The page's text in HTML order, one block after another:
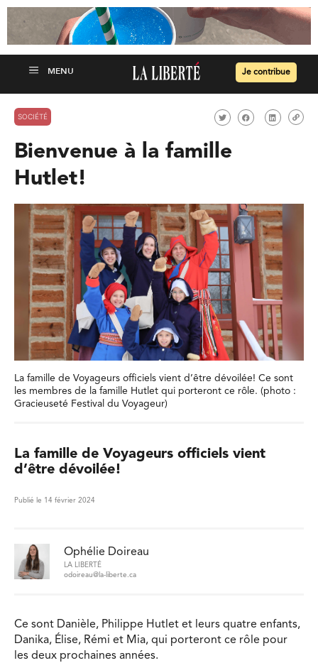
Je contribue
SOCIÉTÉ
Bienvenue à la famille
Hutlet!
La famille de Voyageurs officiels vient d’être dévoilée! Ce sont
les membres de la famille Hutlet qui porteront ce rôle. (photo :
Gracieuseté Festival du Voyageur)
La famille de Voyageurs officiels vient
d’être dévoilée!
Publié le 14 février 2024
Ophélie Doireau
LA LIBERTÉ
odoireau@la-liberte.ca
Ce sont Danièle, Philippe Hutlet et leurs quatre enfants,
Danika, Élise, Rémi et Mia, qui porteront ce rôle pour
les deux prochaines années.